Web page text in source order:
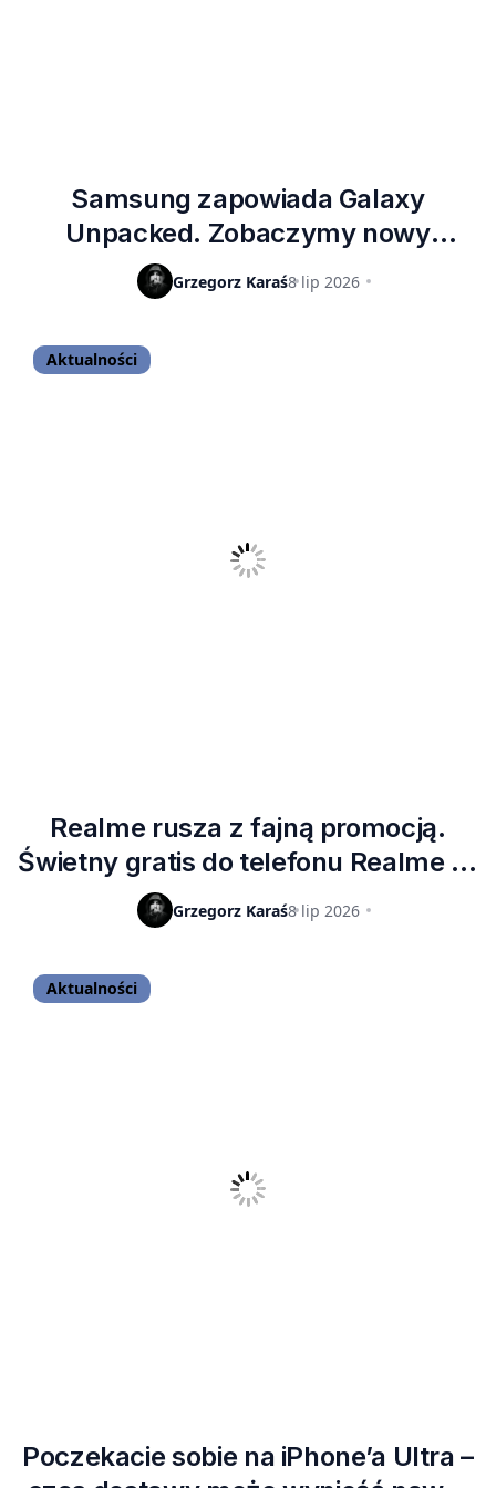
Samsung zapowiada Galaxy
Unpacked. Zobaczymy nowy
składany smartfon i coś jeszcze
Grzegorz Karaś8 lip 2026
Aktualności
Realme rusza z fajną promocją.
Świetny gratis do telefonu Realme 16
5G z pojemną baterią
Grzegorz Karaś8 lip 2026
Aktualności
Poczekacie sobie na iPhone’a Ultra –